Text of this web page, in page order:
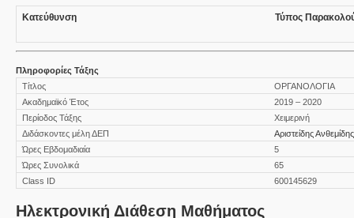
Κατεύθυνση Τύπος
Πληροφορίες Τάξης
Τίτλος
ΟΡΓΑΝΟΛΟΓΙΑ
Ακαδημαϊκό Έτος
2019 – 2020
Περίοδος Τάξης
Χειμερινή
Διδάσκοντες μέλη ΔΕΠ
Αριστείδης Ανθεμίδης
Ώρες Εβδομαδιαία
5
Ώρες Συνολικά
65
Class ID
600145629
Ηλεκτρονική Διάθεση Μαθήματος